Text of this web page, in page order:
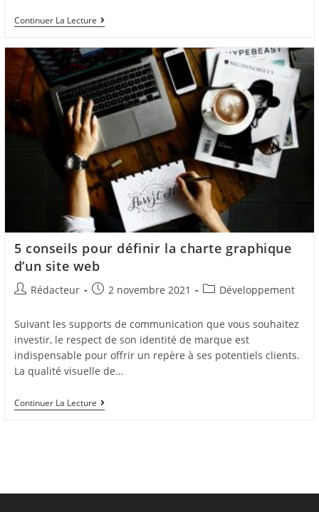
Continuer La LectureCe
Qu’il
Savoir
Sur
Le
Métier
De
Développeur
Front
End
5 conseils pour définir la charte graphique
d’un site web
Auteur/autrice
la
publication :
Rédacteur
Post2 novembre 2021
PostDéveloppement
Suivant les supports de communication que vous souhaitez
investir, le respect de son identité de marque est
indispensable pour offrir un repère à ses potentiels clients.
La qualité visuelle de…
Continuer La Lecture5
Conseils
Site